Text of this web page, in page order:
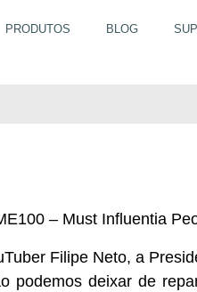
PRODUTOS BLOG
no
– Must Influentia
Filipe Neto, a
podemos deixar de